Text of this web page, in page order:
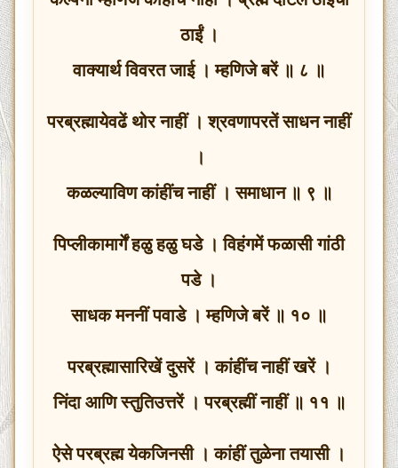
ठाईं ।
वाक्यार्थ विवरत जाई । म्हणिजे बरें ॥ ८ ॥
परब्रह्मायेवढें थोर नाहीं । श्रवणापरतें साधन नाहीं
।
कळल्याविण कांहींच नाहीं । समाधान ॥ ९ ॥
पिप्लीकामार्गें हळु हळु घडे । विहंगमें फळासी गांठी
पडे ।
साधक मननीं पवाडे । म्हणिजे बरें ॥ १० ॥
परब्रह्मासारिखें दुसरें । कांहींच नाहीं खरें ।
निंदा आणि स्तुतिउत्तरें । परब्रह्मीं नाहीं ॥ ११ ॥
ऐसे परब्रह्म येकजिनसी । कांहीं तुळेना तयासी ।